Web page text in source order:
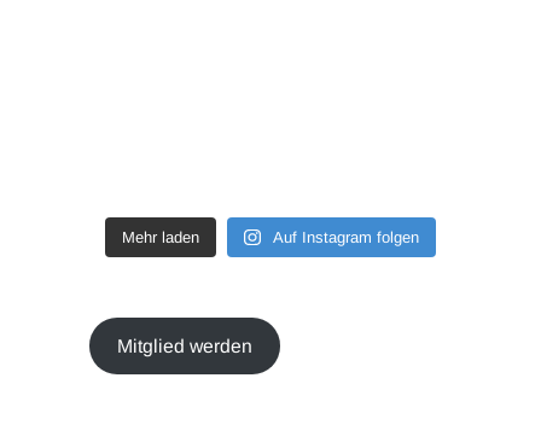
Mehr laden Auf Instagram folgen
Mitglied werden